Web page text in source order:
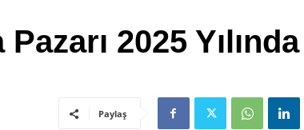
2025
Paylaş